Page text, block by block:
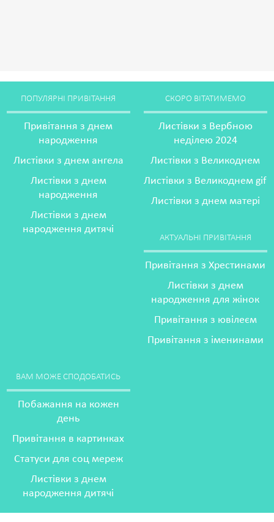
ПОПУЛЯРНІ ПРИВІТАННЯ
Привітання з днем
народження
Листівки з днем ангела
Листівки з днем
народження
Листівки з днем
народження дитячі
СКОРО ВІТАТИМЕМО
Листівки з Вербною
неділею 2024
Листівки з Великоднем
Листівки з Великоднем gif
Листівки з днем матері
АКТУАЛЬНІ ПРИВІТАННЯ
Привітання з Хрестинами
Листівки з днем
народження для жінок
Привітання з ювілеєм
Привітання з іменинами
ВАМ МОЖЕ СПОДОБАТИСЬ
Побажання на кожен
день
Привітання в картинках
Статуси для соц мереж
Листівки з днем
народження дитячі